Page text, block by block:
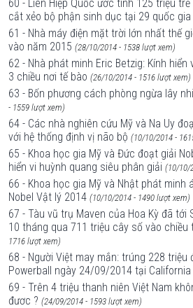
60 - Liên Hiệp Quốc ước tính 125 triệu
cắt xẻo bộ phận sinh dục tại 29 quốc gia
61 - Nhà máy điện mặt trời lớn nhất thế
vào năm 2015 (28/10/2014 - 1538 lượt xem)
62 - Nhà phát minh Eric Betzig: Kính
3 chiều nơi tế bào (26/10/2014 - 1516 lượt xem)
63 - Bốn phương cách phòng ngừa lây
- 1559 lượt xem)
64 - Các nhà nghiên cứu Mỹ và Na Uy
với hệ thống định vị não bộ (10/10/2014 -
65 - Khoa học gia Mỹ và Đức đoạt giải
hiển vi huỳnh quang siêu phân giải (10/10/
66 - Khoa học gia Mỹ và Nhật phát minh
Nobel Vật lý 2014 (10/10/2014 - 1490 lượt xem)
67 - Tàu vũ trụ Maven của Hoa Kỳ đã tới
10 tháng qua 711 triệu cây số vào chiều
1716 lượt xem)
68 - Người Việt may mắn: trúng 228
Powerball ngày 24/09/2014 tại California
69 - Trên 4 triệu thanh niên Việt Nam
đươc ? (24/09/2014 - 1593 lượt xem)